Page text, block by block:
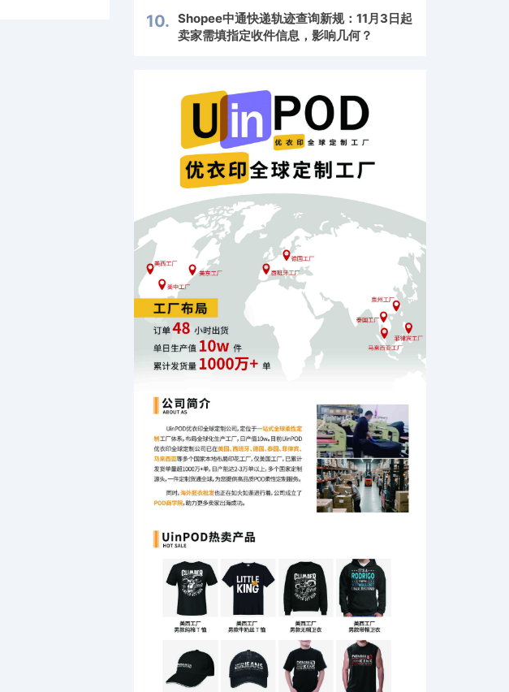
10. Shopee中通快递轨迹查询新规：11月3日起
卖家需填指定收件信息，影响几何？